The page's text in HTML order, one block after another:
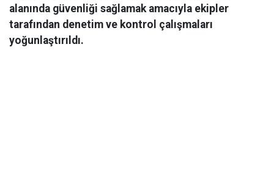
alanında güvenliği sağlamak amacıyla ekipler
tarafından denetim ve kontrol çalışmaları
yoğunlaştırıldı.